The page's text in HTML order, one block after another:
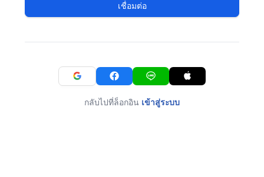
เชื่อมต่อ
กลับไปที่ล็อกอิน เข้าสู่ระบบ